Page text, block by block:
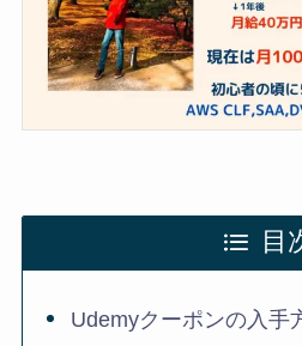
目
Udemyクーポンの入手